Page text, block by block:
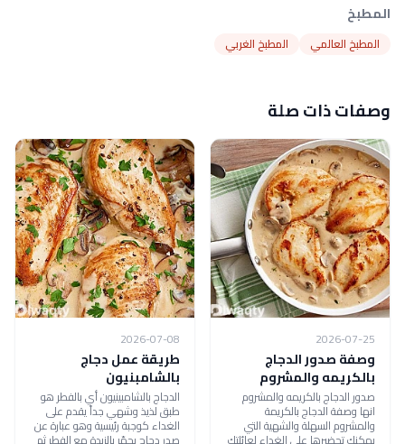
المطبخ
المطبخ العالمي المطبخ الغربي
وصفات ذات صلة
2026-07-25
وصفة صدور الدجاج
بالكريمه والمشروم
صدور الدجاج بالكريمه والمشروم
انها وصفة الدجاج بالكريمة
والمشروم السهلة والشهية التي
يمكنك تحضيرها على الغداء لعائلتك
2026-07-08
طريقة عمل دجاج
بالشامبنيون
الدجاج بالشامبينيون أي بالفطر هو
طبق لذيذ وشهي جداً يقدم على
الغداء كوجبة رئيسية وهو عبارة عن
صدر دجاج يحمّر بالزبدة مع الفطر ثم